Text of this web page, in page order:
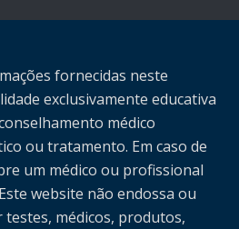
fornecidas neste
exclusivamente educativa
médico
ou tratamento. Em caso de
um médico ou profissional
website não endossa ou
testes, médicos, produtos,